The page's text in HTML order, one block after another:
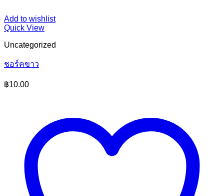
Add to wishlist
Quick View
Uncategorized
ชอร์คขาว
฿10.00